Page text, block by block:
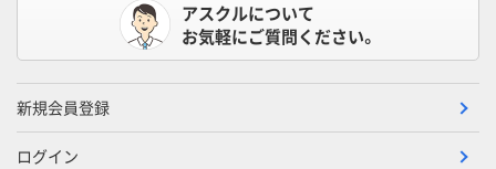
アスクルについて
お気軽にご質問ください。
新規会員登録
ログイン